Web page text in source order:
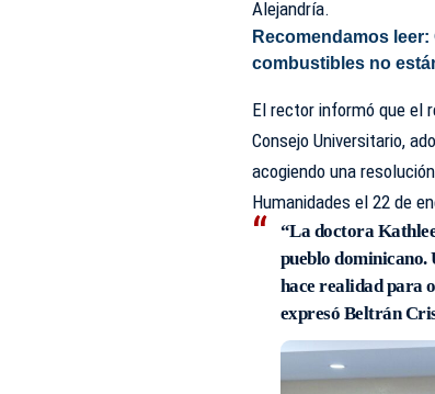
Alejandría.
Recomendamos leer:
combustibles no
El rector informó que el
Consejo Universitario,
acogiendo una
Humanidades el 22 de
“La doctora
pueblo dominicano.
hace realidad para
expresó Beltrán